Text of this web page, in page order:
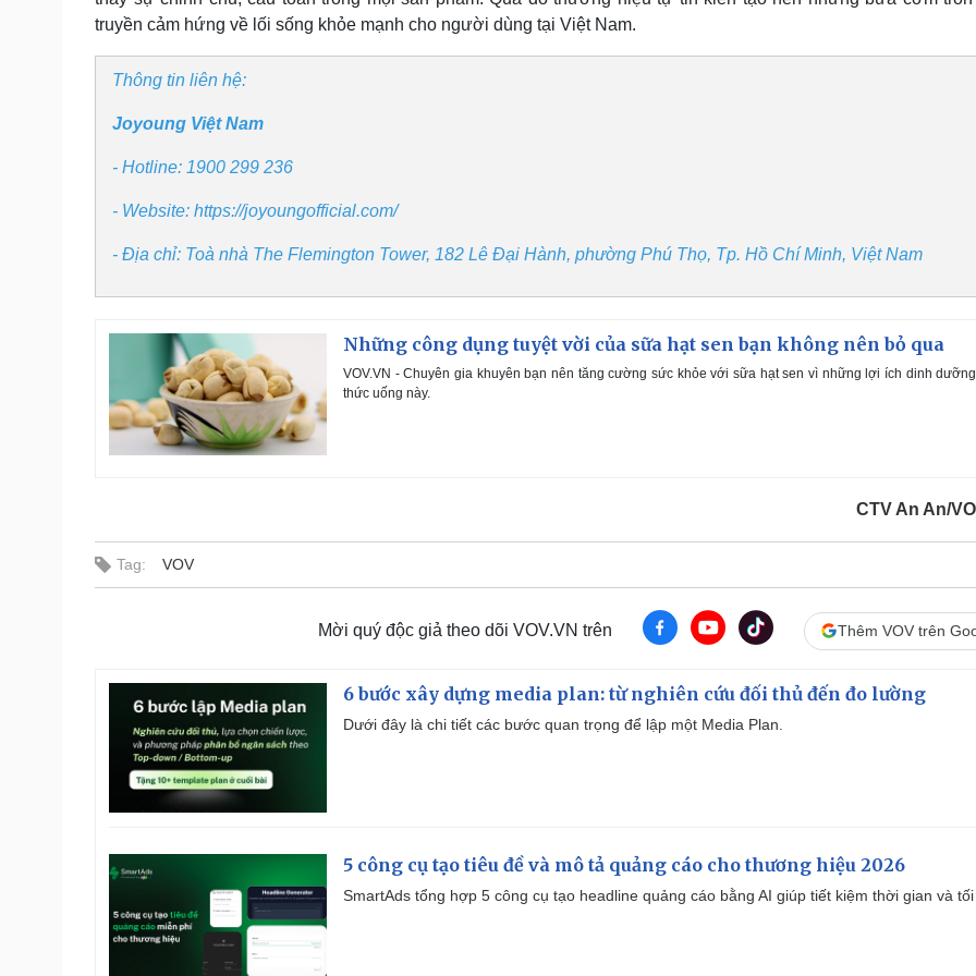
truyền cảm hứng về lối sống khỏe mạnh cho người dùng tại Việt Nam.
Thông tin liên hệ:
Joyoung Việt Nam
- Hotline: 1900 299 236
- Website: https://joyoungofficial.com/
- Địa chỉ: Toà nhà The Flemington Tower, 182 Lê Đại Hành, phường Phú Thọ, Tp. Hồ Chí Minh, Việt Nam
Những công dụng tuyệt vời của sữa hạt sen bạn không nên bỏ qua
VOV.VN - Chuyên gia khuyên bạn nên tăng cường sức khỏe với sữa hạt sen vì những lợi ích dinh
thức uống này.
CTV An An/
Tag: VOV
Mời quý độc giả theo dõi VOV.VN trên Thêm VOV trên
6 bước xây dựng media plan: từ nghiên cứu đối thủ đến đo lường
Dưới đây là chi tiết các bước quan trọng để lập một Media Plan.
5 công cụ tạo tiêu đề và mô tả quảng cáo cho thương hiệu 2026
SmartAds tổng hợp 5 công cụ tạo headline quảng cáo bằng AI giúp tiết kiệm thời gian và tối